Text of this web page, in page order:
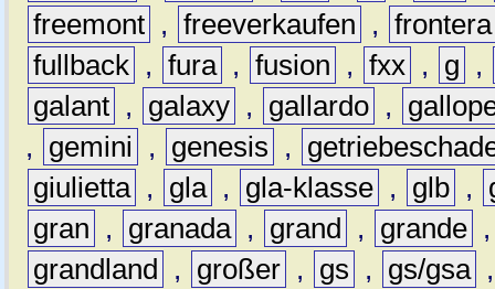
freemont , freeverkaufen , frontera
fullback , fura , fusion , fxx , g
,
galant , galaxy , gallardo ,
,
gemini , genesis ,
giulietta , gla , gla-klasse , glb ,
gran
, granada , grand , grande
grandland
, großer , gs , gs/gsa